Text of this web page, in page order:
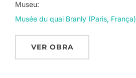
Museu:
Musée du quai Branly (Paris, França)
VER OBRA